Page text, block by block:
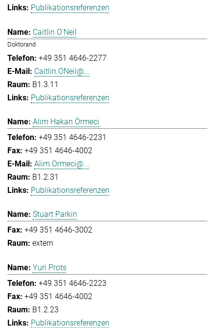
Publikationsreferenzen
Caitlin O'Neil
Doktorand
+49 351 4646-2277
Caitlin.ONeil@...
B1.3.11
Publikationsreferenzen
Alim Hakan Örmeci
+49 351 4646-2231
+49 351 4646-4002
Alim.Ormeci@...
B1.2.31
Publikationsreferenzen
Stuart Parkin
+49 351 4646-3002
extern
Yuri Prots
+49 351 4646-2223
+49 351 4646-4002
B1.2.23
Publikationsreferenzen